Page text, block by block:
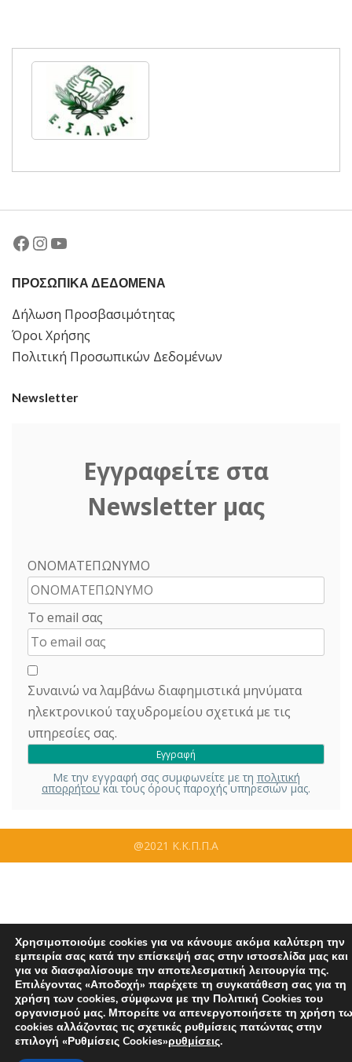
Facebook
Instagram
YouTube
ΠΡΟΣΩΠΙΚΑ ΔΕΔΟΜΕΝΑ
Δήλωση Προσβασιμότητας
Όροι Χρήσης
Πολιτική Προσωπικών Δεδομένων
Newsletter
Εγγραφείτε στα
Newsletter μας
ΟΝΟΜΑΤΕΠΩΝΥΜΟ
Το email σας
Συναινώ να λαμβάνω διαφημιστικά μηνύματα
ηλεκτρονικού ταχυδρομείου σχετικά με τις
υπηρεσίες σας.
Με την εγγραφή σας συμφωνείτε με τη πολιτική
απορρήτουκαι τους όρους παροχής υπηρεσιών μας.
@2021 Κ.Κ.Π.Π.Α
Χρησιμοποιούμε cookies για να κάνουμε ακόμα καλύτερη την
εμπειρία σας κατά την επίσκεψή σας στην ιστοσελίδα μας και
για να διασφαλίσουμε την αποτελεσματική λειτουργία της.
Επιλέγοντας «Αποδοχή» παρέχετε τη συγκατάθεση σας για τη
χρήση των cookies, σύμφωνα με την Πολιτική Cookies του
οργανισμού μας. Μπορείτε να απενεργοποιήσετε τη χρήση
cookies αλλάζοντας τις σχετικές ρυθμίσεις πατώντας στην
επιλογή «Ρυθμίσεις Cookies»ρυθμίσεις.